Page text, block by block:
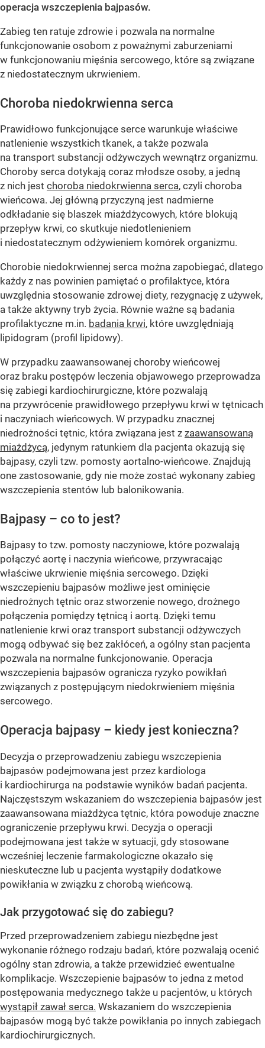
operacja wszczepienia bajpasów.
Zabieg ten ratuje zdrowie i pozwala na normalne
funkcjonowanie osobom z poważnymi zaburzeniami
w funkcjonowaniu mięśnia sercowego, które są związane
z niedostatecznym ukrwieniem.
Choroba niedokrwienna serca
Prawidłowo funkcjonujące serce warunkuje właściwe
natlenienie wszystkich tkanek, a także pozwala
na transport substancji odżywczych wewnątrz organizmu.
Choroby serca dotykają coraz młodsze osoby, a jedną
z nich jest choroba niedokrwienna serca, czyli choroba
wieńcowa. Jej główną przyczyną jest nadmierne
odkładanie się blaszek miażdżycowych, które blokują
przepływ krwi, co skutkuje niedotlenieniem
i niedostatecznym odżywieniem komórek organizmu.
Chorobie niedokrwiennej serca można zapobiegać, dlatego
każdy z nas powinien pamiętać o profilaktyce, która
uwzględnia stosowanie zdrowej diety, rezygnację z używek,
a także aktywny tryb życia. Równie ważne są badania
profilaktyczne m.in. badania krwi, które uwzględniają
lipidogram (profil lipidowy).
W przypadku zaawansowanej choroby wieńcowej
oraz braku postępów leczenia objawowego przeprowadza
się zabiegi kardiochirurgiczne, które pozwalają
na przywrócenie prawidłowego przepływu krwi w tętnicach
i naczyniach wieńcowych. W przypadku znacznej
niedrożności tętnic, która związana jest z zaawansowaną
miażdżycą, jedynym ratunkiem dla pacjenta okazują się
bajpasy, czyli tzw. pomosty aortalno-wieńcowe. Znajdują
one zastosowanie, gdy nie może zostać wykonany zabieg
wszczepienia stentów lub balonikowania.
Bajpasy – co to jest?
Bajpasy to tzw. pomosty naczyniowe, które pozwalają
połączyć aortę i naczynia wieńcowe, przywracając
właściwe ukrwienie mięśnia sercowego. Dzięki
wszczepieniu bajpasów możliwe jest ominięcie
niedrożnych tętnic oraz stworzenie nowego, drożnego
połączenia pomiędzy tętnicą i aortą. Dzięki temu
natlenienie krwi oraz transport substancji odżywczych
mogą odbywać się bez zakłóceń, a ogólny stan pacjenta
pozwala na normalne funkcjonowanie. Operacja
wszczepienia bajpasów ogranicza ryzyko powikłań
związanych z postępującym niedokrwieniem mięśnia
sercowego.
Operacja bajpasy – kiedy jest konieczna?
Decyzja o przeprowadzeniu zabiegu wszczepienia
bajpasów podejmowana jest przez kardiologa
i kardiochirurga na podstawie wyników badań pacjenta.
Najczęstszym wskazaniem do wszczepienia bajpasów jest
zaawansowana miażdżyca tętnic, która powoduje znaczne
ograniczenie przepływu krwi. Decyzja o operacji
podejmowana jest także w sytuacji, gdy stosowane
wcześniej leczenie farmakologiczne okazało się
nieskuteczne lub u pacjenta wystąpiły dodatkowe
powikłania w związku z chorobą wieńcową.
Jak przygotować się do zabiegu?
Przed przeprowadzeniem zabiegu niezbędne jest
wykonanie różnego rodzaju badań, które pozwalają ocenić
ogólny stan zdrowia, a także przewidzieć ewentualne
komplikacje. Wszczepienie bajpasów to jedna z metod
postępowania medycznego także u pacjentów, u których
wystąpił zawał serca. Wskazaniem do wszczepienia
bajpasów mogą być także powikłania po innych zabiegach
kardiochirurgicznych.